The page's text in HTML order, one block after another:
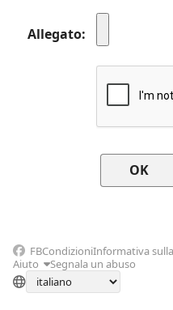
Allegato
FBCondizioniInformativa
Aiuto
Segnala un abuso